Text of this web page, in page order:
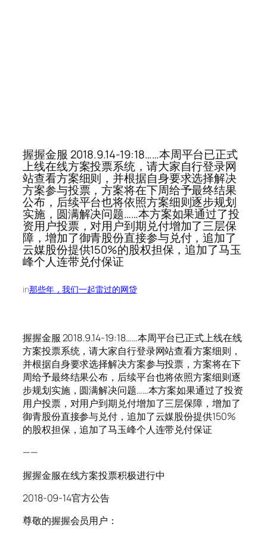
握握金服 2018.9.14-19:18……本周平台已正式
上线在线方案投票系统，请大家自行登录网
站查看方案细则，并根据自身要求选择解决
方案参与投票，方案将在下周给予最终结果
公布，后续平台也将依照方案细则逐步规划
实施，圆满解决问题……本方案如果通过了投
资用户投票，对用户到期兑付增加了三层保
障，增加了御青股份直接参与兑付，追加了
云媒股份提供150%的股权担保，追加了马玉
峰个人连带兑付保证
in那些年，我们一起雷过的网贷
握握金服 2018.9.14-19:18……本周平台已正式上线在线
方案投票系统，请大家自行登录网站查看方案细则，
并根据自身要求选择解决方案参与投票，方案将在下
周给予最终结果公布，后续平台也将依照方案细则逐
步规划实施，圆满解决问题……本方案如果通过了投资
用户投票，对用户到期兑付增加了三层保障，增加了
御青股份直接参与兑付，追加了云媒股份提供150%
的股权担保，追加了马玉峰个人连带兑付保证
——
握握金服在线方案投票积极进行中
2018-09-14官方公告
尊敬的握握会员用户：